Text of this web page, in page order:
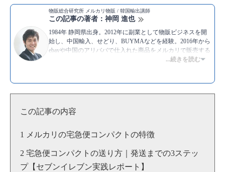
物販総合研究所 メルカリ物販 / 韓国輸出講師
この記事の著者：神岡 進也
1984年 静岡県出身。2012年に副業として物販ビジネスを開
始し、中国輸入、せどり、BUYMAなどを経験。2016年から
ebayや中国のアリババで仕入れた商品をメルカリで販売する
物販を実践中。メルカリでは毎月100件〜150件の取引を行
▶Twitter：https://twitter.com/kamioka0909
▶神岡 進也のプロフィール
...続きを読む
この記事の内容
メルカリの宅急便コンパクトの特徴
宅急便コンパクトの送り方｜発送までの3ステッ
プ【セブンイレブン実践レポート】